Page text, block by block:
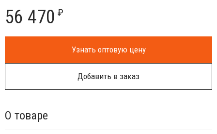
56 470 ₽
Узнать оптовую цену
Добавить в заказ
О товаре